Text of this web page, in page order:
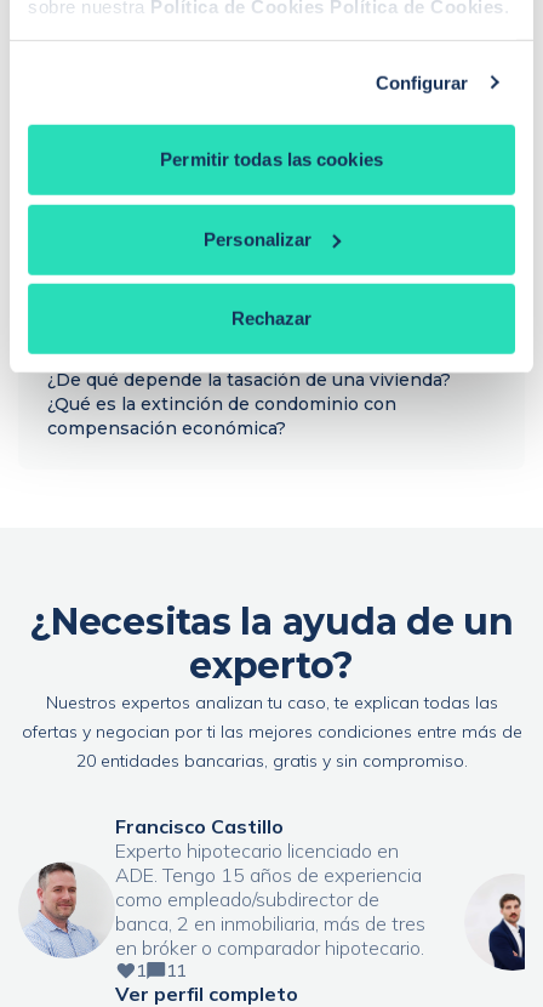
sobre nuestra Política de Cookies Política de Cookies
Configurar
Permitir todas las cookies
Personalizar
Rechazar
PREGUNTAS FRECUENTES
¿Cómo funciona iAhorro?
¿Dónde puedo contactar con iAhorro?
¿Se puede cambiar de banco teniendo una
Si baja el euríbor, ¿baja la hipoteca?
¿Qué euríbor se aplica para revisar la hipoteca?
¿De qué depende la tasación de una vivienda?
¿Qué es la extinción de condominio con
compensación económica?
ti
¿Necesitas la ayuda de un
experto?
Nuestros expertos analizan tu caso, te explican todas las
ofertas y negocian por ti las mejores condiciones entre más de
20 entidades bancarias, gratis y sin compromiso.
Francisco Castillo
Experto hipotecario licenciado en
ADE. Tengo 15 años de experiencia
como empleado/subdirector de
banca, 2 en inmobiliaria, más de tres
en bróker o comparador hipotecario.
1 11
Ver perfil completo